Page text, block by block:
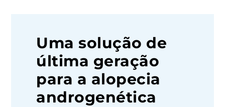
Uma solução de
última geração
para a alopecia
androgenética